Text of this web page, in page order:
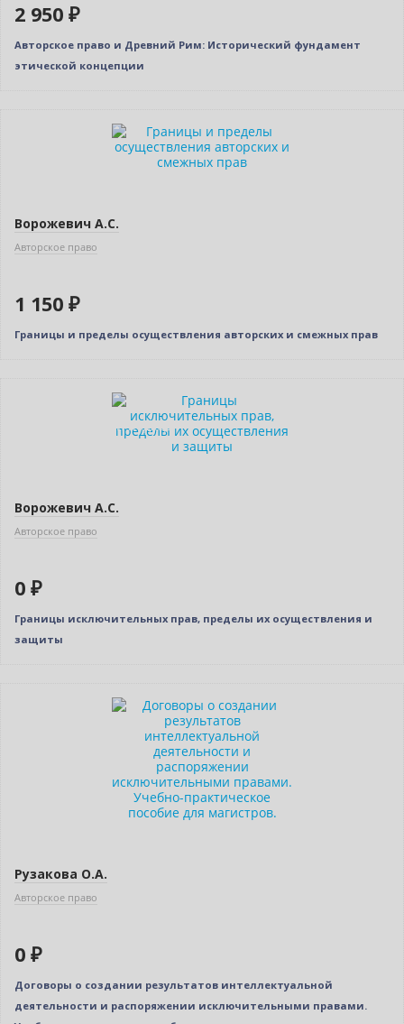
2 950 ₽
Авторское право и Древний Рим: Исторический фундамент
этической концепции
Ворожевич А.С.
Авторское право
1 150 ₽
Границы и пределы осуществления авторских и смежных прав
Индивидуальный подход
Ворожевич А.С.
Авторское право
0 ₽
Границы исключительных прав, пределы их осуществления и
защиты
Рузакова О.А.
Авторское право
0 ₽
Договоры о создании результатов интеллектуальной
деятельности и распоряжении исключительными правами.